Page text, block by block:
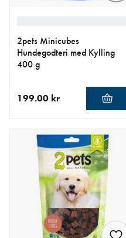
2pets Minicubes
Hundegodteri med Kylling
400 g
199.00 kr